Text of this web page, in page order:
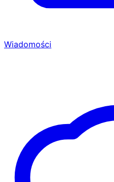
Wiadomości